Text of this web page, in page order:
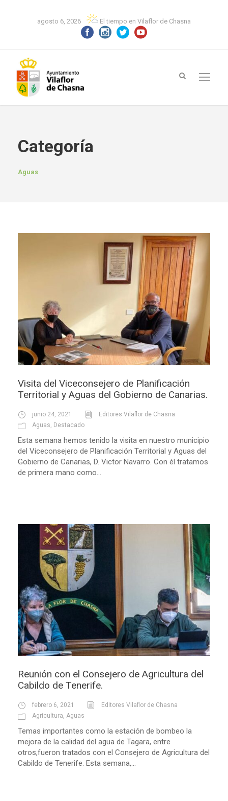
agosto 6, 2026 El tiempo en Vilaflor de Chasna
Categoría
Aguas
Visita del Viceconsejero de Planificación
Territorial y Aguas del Gobierno de Canarias.
junio 24, 2021
Editores Vilaflor de Chasna
Aguas Destacado
Esta semana hemos tenido la visita en nuestro municipio
del Viceconsejero de Planificación Territorial y Aguas del
Gobierno de Canarias, D. Victor Navarro. Con él tratamos
de primera mano como...
Reunión con el Consejero de Agricultura del
Cabildo de Tenerife.
febrero 6, 2021
Editores Vilaflor de Chasna
Agricultura, Aguas
Temas importantes como la estación de bombeo la
mejora de la calidad del agua de Tagara, entre
otros,fueron tratados con el Consejero de Agricultura del
Cabildo de Tenerife. Esta semana,...